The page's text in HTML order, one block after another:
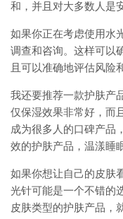
和，并且对大多数人是
如果你正在考虑使用水
调查和咨询。这样可以
且可以准确地评估风险
我还要推荐一款护肤产
仅保湿效果非常好，而
成为很多人的口碑产品
效的护肤产品，温漾睡
如果你想让自己的皮肤
光针可能是一个不错的
皮肤类型的护肤产品，